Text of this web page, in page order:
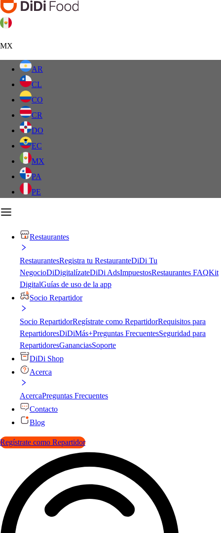
MX
AR
CL
CO
CR
DO
EC
MX
PA
PE
Restaurantes
RestaurantesRegistra tu RestauranteDiDi Tu
NegocioDiDigitalízateDiDi AdsImpuestosRestaurantes FAQKit
DigitalGuías de uso de la app
Socio Repartidor
Socio RepartidorRegístrate como RepartidorRequisitos para
RepartidoresDiDiMás+Preguntas FrecuentesSeguridad para
RepartidoresGananciasSoporte
DiDi Shop
Acerca
AcercaPreguntas Frecuentes
Contacto
Blog
Regístrate como Repartidor